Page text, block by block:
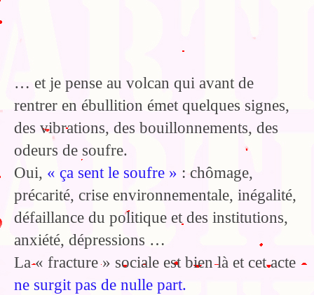
… et je pense au volcan qui avant de
rentrer en ébullition émet quelques signes,
des vibrations, des bouillonnements, des
odeurs de soufre.
Oui, « ça sent le soufre » : chômage,
précarité, crise environnementale, inégalité,
défaillance du politique et des institutions,
anxiété, dépressions …
La « fracture » sociale est bien là et cet acte
ne surgit pas de nulle part.